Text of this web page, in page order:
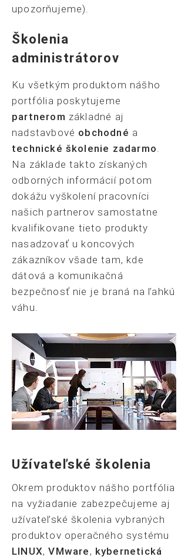
upozorňujeme).
Školenia
administrátorov
Ku všetkým produktom nášho
portfólia poskytujeme
partnerom základné aj
nadstavbové obchodné a
technické školenie zadarmo.
Na základe takto získaných
odborných informácií potom
dokážu vyškolení pracovníci
našich partnerov samostatne
kvalifikovane tieto produkty
nasadzovať u koncových
zákazníkov všade tam, kde
dátová a komunikačná
bezpečnosť nie je braná na ľahkú
váhu.
Užívateľské školenia
Okrem produktov nášho portfólia
na vyžiadanie zabezpečujeme aj
užívateľské školenia vybraných
produktov operačného systému
LINUX, VMware, kybernetická